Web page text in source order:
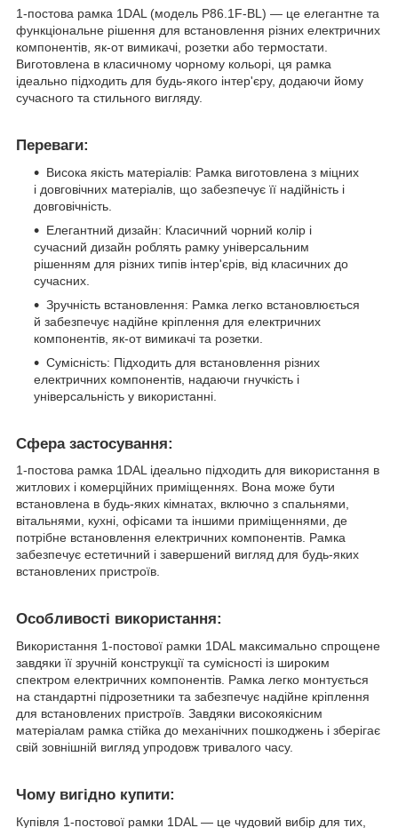
1-постова рамка 1DAL (модель P86.1F-ВL) — це елегантне та
функціональне рішення для встановлення різних електричних
компонентів, як-от вимикачі, розетки або термостати.
Виготовлена в класичному чорному кольорі, ця рамка
ідеально підходить для будь-якого інтер'єру, додаючи йому
сучасного та стильного вигляду.
Переваги:
Висока якість матеріалів: Рамка виготовлена з міцних
і довговічних матеріалів, що забезпечує її надійність і
довговічність.
Елегантний дизайн: Класичний чорний колір і
сучасний дизайн роблять рамку універсальним
рішенням для різних типів інтер'єрів, від класичних до
сучасних.
Зручність встановлення: Рамка легко встановлюється
й забезпечує надійне кріплення для електричних
компонентів, як-от вимикачі та розетки.
Сумісність: Підходить для встановлення різних
електричних компонентів, надаючи гнучкість і
універсальність у використанні.
Сфера застосування:
1-постова рамка 1DAL ідеально підходить для використання в
житлових і комерційних приміщеннях. Вона може бути
встановлена в будь-яких кімнатах, включно з спальнями,
вітальнями, кухні, офісами та іншими приміщеннями, де
потрібне встановлення електричних компонентів. Рамка
забезпечує естетичний і завершений вигляд для будь-яких
встановлених пристроїв.
Особливості використання:
Використання 1-постової рамки 1DAL максимально спрощене
завдяки її зручній конструкції та сумісності із широким
спектром електричних компонентів. Рамка легко монтується
на стандартні підрозетники та забезпечує надійне кріплення
для встановлених пристроїв. Завдяки високоякісним
матеріалам рамка стійка до механічних пошкоджень і зберігає
свій зовнішній вигляд упродовж тривалого часу.
Чому вигідно купити:
Купівля 1-постової рамки 1DAL — це чудовий вибір для тих,